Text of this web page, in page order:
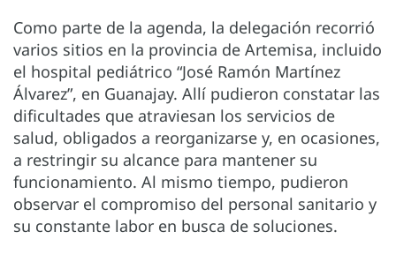
Como parte de la agenda, la delegación recorrió
varios sitios en la provincia de Artemisa, incluido
el hospital pediátrico “José Ramón Martínez
Álvarez”, en Guanajay. Allí pudieron constatar las
dificultades que atraviesan los servicios de
salud, obligados a reorganizarse y, en ocasiones,
a restringir su alcance para mantener su
funcionamiento. Al mismo tiempo, pudieron
observar el compromiso del personal sanitario y
su constante labor en busca de soluciones.